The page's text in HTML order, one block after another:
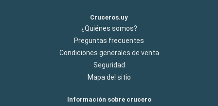
Cruceros.uy
¿Quiénes somos?
Preguntas frecuentes
Condiciones generales de venta
Seguridad
Mapa del sitio
Información sobre crucero